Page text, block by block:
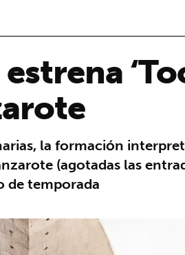
la formación
(agotadas las
de temporada